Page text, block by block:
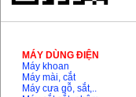
Động cơ xăng Honda
Giá:7200000VND
Máy mài 100mm
Makita 9553B (710W)
MÁY DÙNG ĐIỆN
Máy khoan
Máy mài, cắt
Máy cưa gỗ, sắt,..